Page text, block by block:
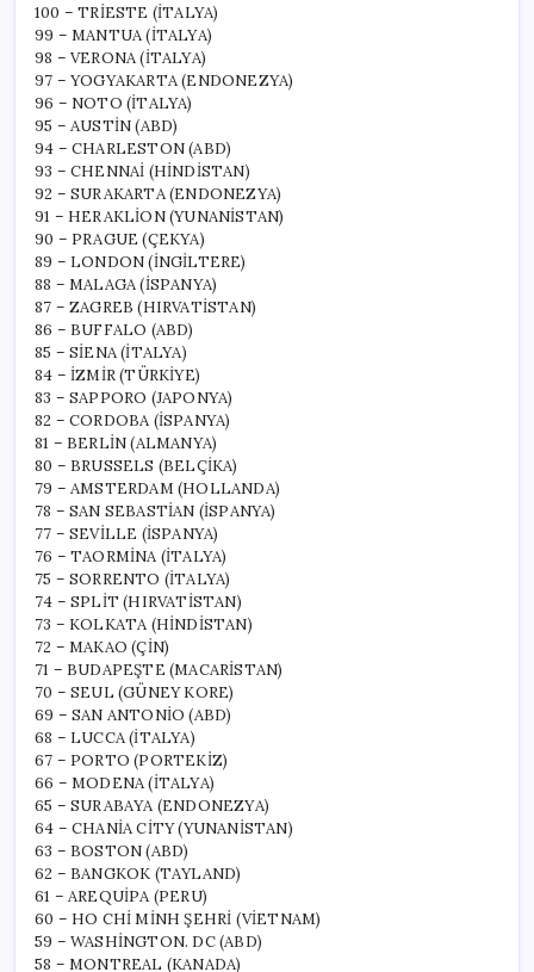
100 – TRİESTE (İTALYA)
99 – MANTUA (İTALYA)
98 – VERONA (İTALYA)
97 – YOGYAKARTA (ENDONEZYA)
96 – NOTO (İTALYA)
95 – AUSTİN (ABD)
94 – CHARLESTON (ABD)
93 – CHENNAİ (HİNDİSTAN)
92 – SURAKARTA (ENDONEZYA)
91 – HERAKLİON (YUNANİSTAN)
90 – PRAGUE (ÇEKYA)
89 – LONDON (İNGİLTERE)
88 – MALAGA (İSPANYA)
87 – ZAGREB (HIRVATİSTAN)
86 – BUFFALO (ABD)
85 – SİENA (İTALYA)
84 – İZMİR (TÜRKİYE)
83 – SAPPORO (JAPONYA)
82 – CORDOBA (İSPANYA)
81 – BERLİN (ALMANYA)
80 – BRUSSELS (BELÇİKA)
79 – AMSTERDAM (HOLLANDA)
78 – SAN SEBASTİAN (İSPANYA)
77 – SEVİLLE (İSPANYA)
76 – TAORMİNA (İTALYA)
75 – SORRENTO (İTALYA)
74 – SPLİT (HIRVATİSTAN)
73 – KOLKATA (HİNDİSTAN)
72 – MAKAO (ÇİN)
71 – BUDAPEŞTE (MACARİSTAN)
70 – SEUL (GÜNEY KORE)
69 – SAN ANTONİO (ABD)
68 – LUCCA (İTALYA)
67 – PORTO (PORTEKİZ)
66 – MODENA (İTALYA)
65 – SURABAYA (ENDONEZYA)
64 – CHANİA CİTY (YUNANİSTAN)
63 – BOSTON (ABD)
62 – BANGKOK (TAYLAND)
61 – AREQUİPA (PERU)
60 – HO CHİ MİNH ŞEHRİ (VİETNAM)
59 – WASHİNGTON. DC (ABD)
58 – MONTREAL (KANADA)